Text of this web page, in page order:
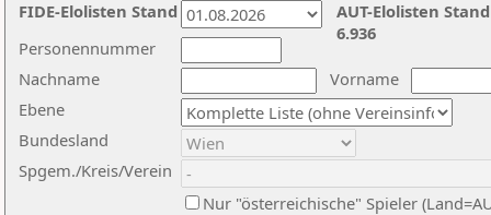
Nachname
Vorname
Ebene
Personennummer
Bundesland
Spgem./Kreis/Verein
Nur "österreichische" Spieler
AUT-Elolisten
6.936
FIDE-Elolisten Stand